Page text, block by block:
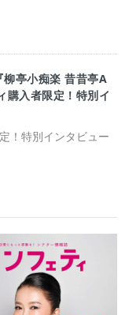
！特別インタビュー
亭小痴楽 昔昔亭A
購入者限定！特別イ